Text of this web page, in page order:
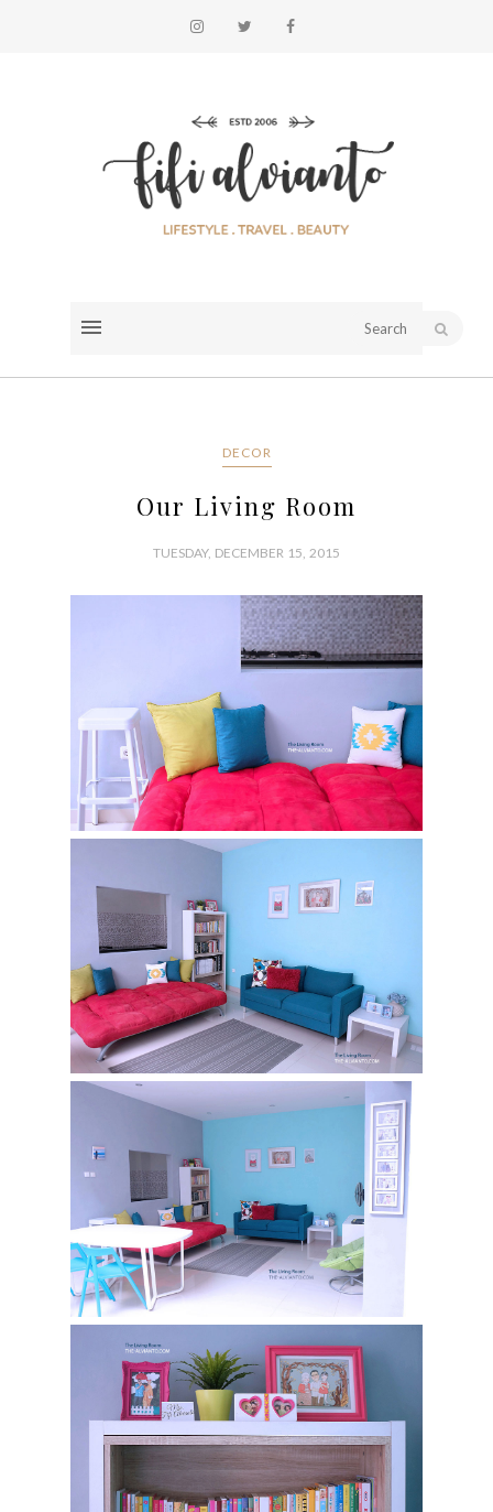
DECOR
Our Living Room
TUESDAY, DECEMBER 15, 2015